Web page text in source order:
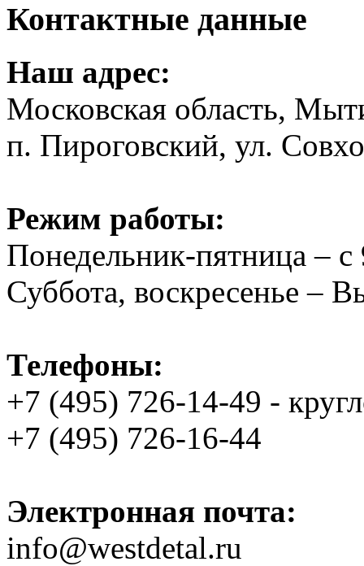
Контактные данные
Наш адрес:
Московская область,
п. Пироговский, ул.
Режим работы:
Понедельник-пятница –
Суббота, воскресенье –
Телефоны:
+7 (495) 726-14-49 -
+7 (495) 726-16-44
Электронная почта:
info@westdetal.ru